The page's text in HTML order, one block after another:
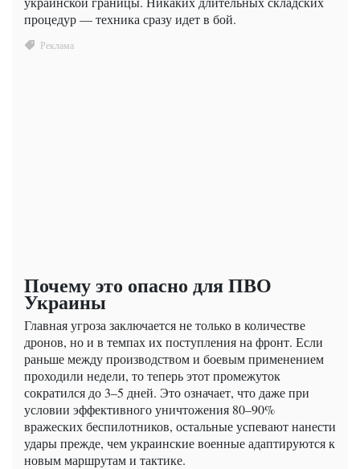
процедур — техника сразу идет в бой.
Почему это опасно для ПВО
Украины
Главная угроза заключается не только в количестве
дронов, но и в темпах их поступления на фронт. Если
раньше между производством и боевым применением
проходили недели, то теперь этот промежуток
сократился до 3–5 дней. Это означает, что даже при
условии эффективного уничтожения 80–90%
вражеских беспилотников, остальные успевают нанести
удары прежде, чем украинские военные адаптируются к
новым маршрутам и тактике.